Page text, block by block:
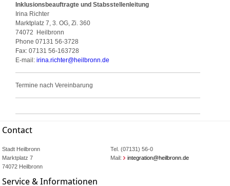
Inklusionsbeauftragte und Stabsstellenleitung
Irina Richter
Marktplatz 7, 3. OG, Zi. 360
74072
Heilbronn
Phone 07131 56-3728
Fax: 07131 56-163728
E-mail: irina.richter@heilbronn.de
Termine nach Vereinbarung
Contact
Stadt Heilbronn
Marktplatz 7
74072 Heilbronn
Tel. (07131) 56-0
Mail:
integration@heilbronn.de
Service & Informationen